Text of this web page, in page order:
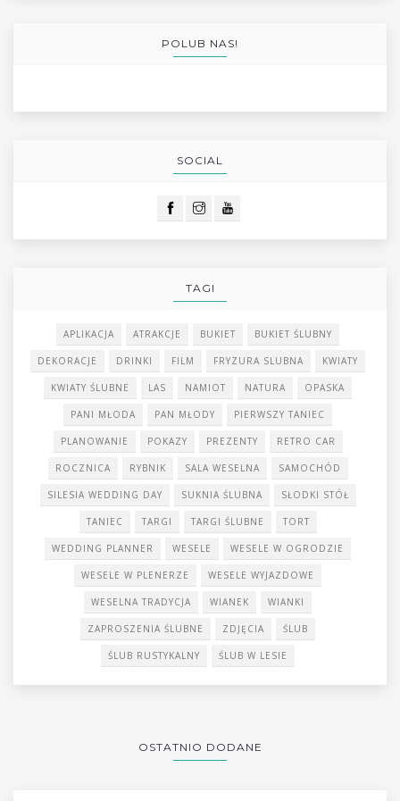
POLUB NAS!
SOCIAL
TAGI
APLIKACJA ATRAKCJE BUKIET BUKIET ŚLUBNY
DEKORACJE DRINKI FILM FRYZURA SLUBNA KWIATY
KWIATY ŚLUBNE LAS NAMIOT NATURA OPASKA
PANI MŁODA PAN MŁODY PIERWSZY TANIEC
PLANOWANIE POKAZY PREZENTY RETRO CAR
ROCZNICA RYBNIK SALA WESELNA SAMOCHÓD
SILESIA WEDDING DAY SUKNIA ŚLUBNA SŁODKI STÓŁ
TANIEC TARGI TARGI ŚLUBNE TORT
WEDDING PLANNER WESELE WESELE W OGRODZIE
WESELE W PLENERZE WESELE WYJAZDOWE
WESELNA TRADYCJA WIANEK WIANKI
ZAPROSZENIA ŚLUBNE ZDJĘCIA ŚLUB
ŚLUB RUSTYKALNY ŚLUB W LESIE
OSTATNIO DODANE